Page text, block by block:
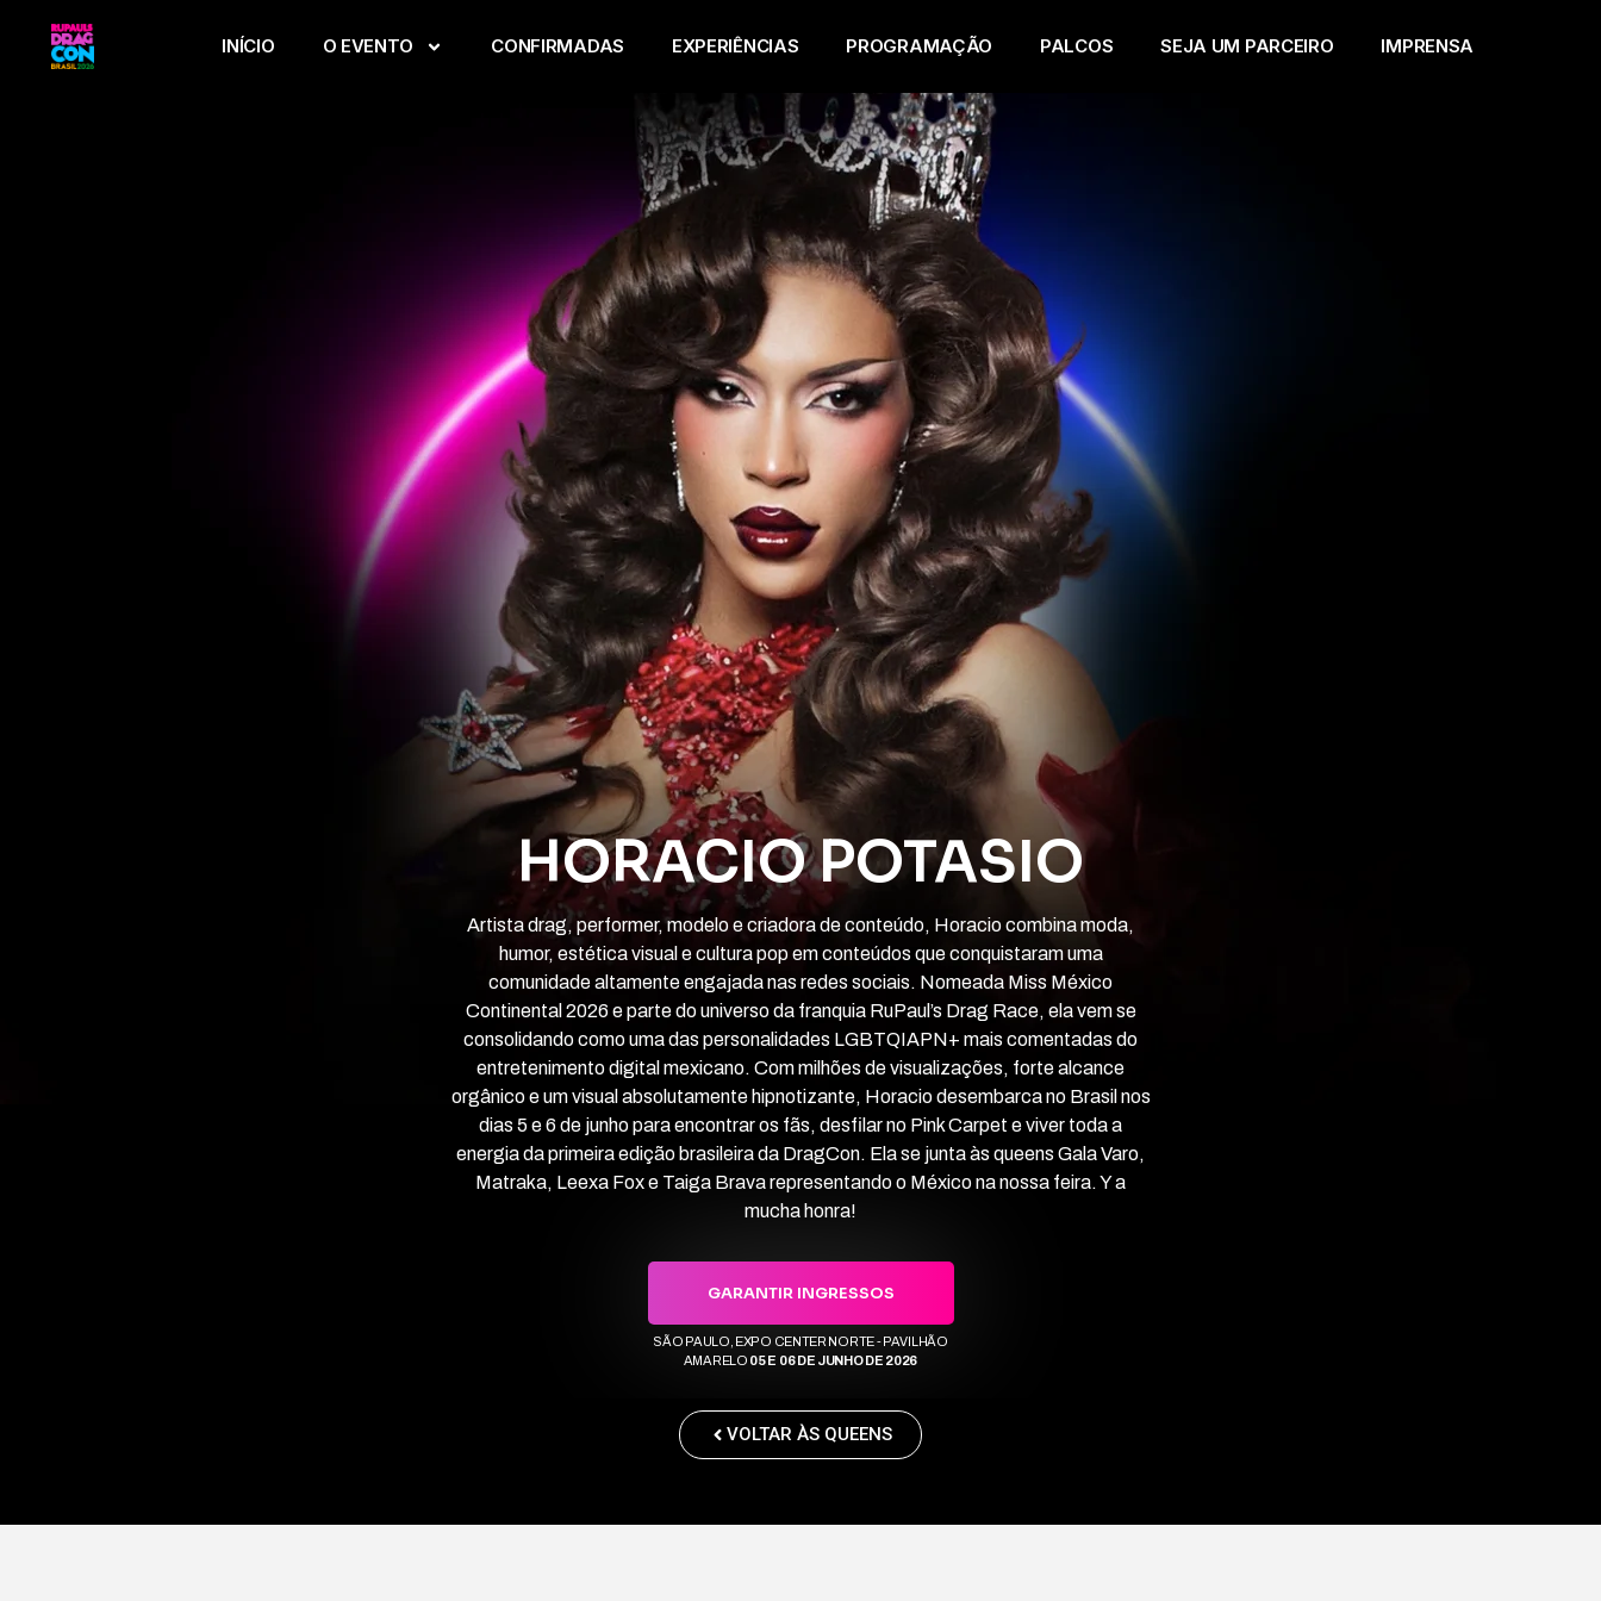
INÍCIO O EVENTO CONFIRMADAS EXPERIÊNCIAS PROGRAMAÇÃO PALCOS SEJA UM PARCEIRO IMPRENSA
HORACIO POTASIO
Artista drag, performer, modelo e criadora de conteúdo, Horacio combina moda,
humor, estética visual e cultura pop em conteúdos que conquistaram uma
comunidade altamente engajada nas redes sociais. Nomeada Miss México
Continental 2026 e parte do universo da franquia RuPaul’s Drag Race, ela vem se
consolidando como uma das personalidades LGBTQIAPN+ mais comentadas do
entretenimento digital mexicano. Com milhões de visualizações, forte alcance
orgânico e um visual absolutamente hipnotizante, Horacio desembarca no Brasil nos
dias 5 e 6 de junho para encontrar os fãs, desfilar no Pink Carpet e viver toda a
energia da primeira edição brasileira da DragCon. Ela se junta às queens Gala Varo,
Matraka, Leexa Fox e Taiga Brava representando o México na nossa feira. Y a
mucha honra!
GARANTIR INGRESSOS
SÃO PAULO, EXPO CENTER NORTE - PAVILHÃO
AMARELO 05 E 06 DE JUNHO DE 2026
VOLTAR ÀS QUEENS